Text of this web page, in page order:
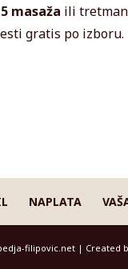
masaža ili
gratis po izboru.
NAPLATA
filipovic.net | Created